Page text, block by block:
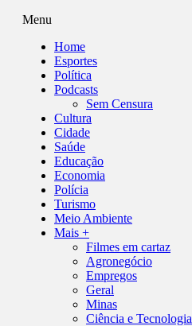
Menu
Home
Esportes
Política
Podcasts
Sem Censura
Cultura
Cidade
Saúde
Educação
Economia
Polícia
Turismo
Meio Ambiente
Mais +
Filmes em cartaz
Agronegócio
Empregos
Geral
Minas
Ciência e Tecnologia